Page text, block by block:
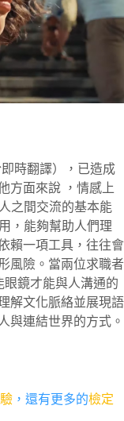
時翻譯），已造成
方面來說 ，情感上
之間交流的基本能
，能夠幫助人們理
賴一項工具，往往會
風險。當兩位求職者
鏡才能與人溝通的
解文化脈絡並展現語
與連結世界的方式。
，還有更多的檢定